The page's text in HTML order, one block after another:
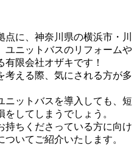
に、神奈川県の横浜市・川
ユニットバスのリフォームや
限会社オザキです！
考える際、気にされる方が多
ニットバスを導入しても、短
してしまうでしょう。
持ちくださっている方に向け
いてご紹介いたします。